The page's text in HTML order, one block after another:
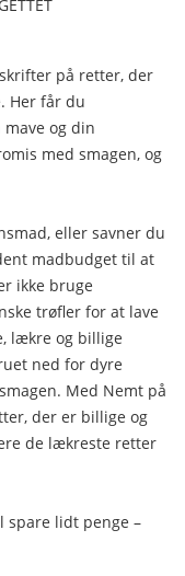
på retter, der
Her får du
og din
med smagen, og
eller savner du
madbudget til at
ikke bruge
trøfler for at lave
lækre og billige
ned for dyre
Med Nemt på
der er billige og
de lækreste retter
spare lidt penge –